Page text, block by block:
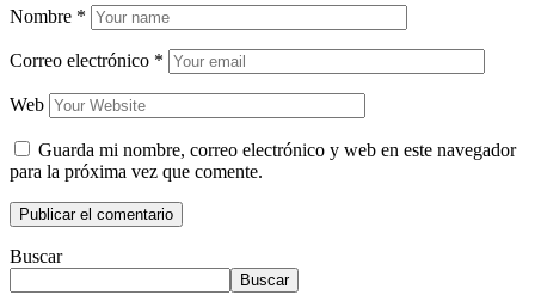
Nombre *
Correo electrónico *
Web
Guarda mi nombre, correo electrónico y web en este navegador
para la próxima vez que comente.
Buscar
Buscar